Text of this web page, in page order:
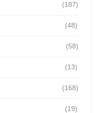
(187)
(48)
(58)
(13)
(168)
(19)